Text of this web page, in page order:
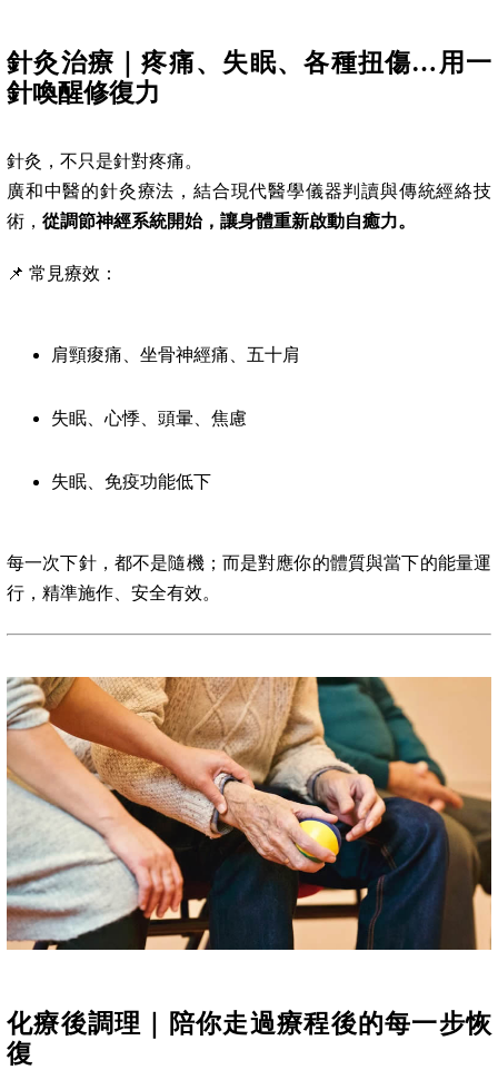
針灸治療｜疼痛、失眠、各種扭傷…用一
針喚醒修復力
針灸，不只是針對疼痛。
廣和中醫的針灸療法，結合現代醫學儀器判讀與傳統經絡技
術， 從調節神經系統開始，讓身體重新啟動自癒力。
📌 常見療效：
肩頸痠痛、坐骨神經痛、五十肩
失眠、心悸、頭暈、焦慮
失眠、免疫功能低下
每一次下針，都不是隨機；而是對應你的體質與當下的能量運
行，精準施作、安全有效。
化療後調理｜陪你走過療程後的每一步恢
復